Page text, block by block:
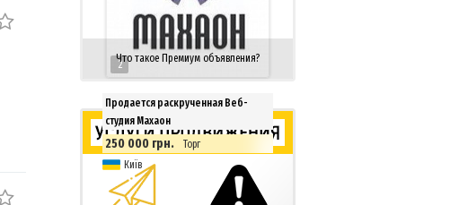
2
Продается раскрученная Веб-
студия Махаон
250 000 грн.
Торг
Київ
Что такое Премиум объявления?